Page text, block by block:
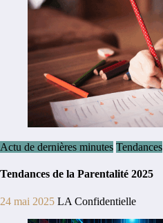
Actu de dernières minutes Tendances
Tendances de la Parentalité 2025
24 mai 2025 LA Confidentielle